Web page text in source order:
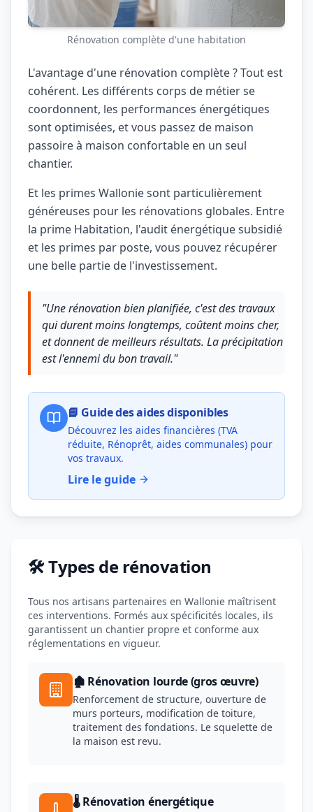
Rénovation complète d'une habitation
L'avantage d'une rénovation complète ? Tout est
cohérent. Les différents corps de métier se
coordonnent, les performances énergétiques
sont optimisées, et vous passez de maison
passoire à maison confortable en un seul
chantier.
Et les primes Wallonie sont particulièrement
généreuses pour les rénovations globales. Entre
la prime Habitation, l'audit énergétique subsidié
et les primes par poste, vous pouvez récupérer
une belle partie de l'investissement.
"Une rénovation bien planifiée, c'est des travaux
qui durent moins longtemps, coûtent moins cher,
et donnent de meilleurs résultats. La précipitation
est l'ennemi du bon travail."
📘 Guide des aides disponibles
Découvrez les aides financières (TVA
réduite, Rénoprêt, aides communales) pour
vos travaux.
Lire le guide
🛠️ Types de rénovation
Tous nos artisans partenaires en Wallonie maîtrisent
ces interventions. Formés aux spécificités locales, ils
garantissent un chantier propre et conforme aux
réglementations en vigueur.
🏚️ Rénovation lourde (gros œuvre)
Renforcement de structure, ouverture de
murs porteurs, modification de toiture,
traitement des fondations. Le squelette de
la maison est revu.
🌡️ Rénovation énergétique